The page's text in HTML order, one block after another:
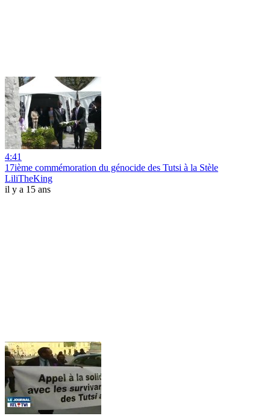
4:41
17ième commémoration du génocide des Tutsi à la Stèle
LiliTheKing
il y a 15 ans